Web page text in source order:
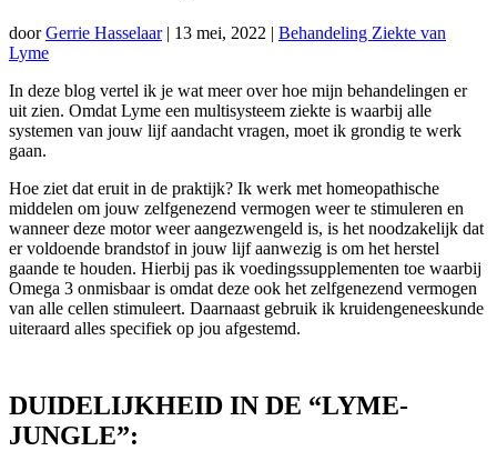
doorGerrie Hasselaar| 13 mei, 2022 | Behandeling Ziekte van
Lyme
In deze blog vertel ik je wat meer over hoe mijn behandelingen er
uit zien. Omdat Lyme een multisysteem ziekte is waarbij alle
systemen van jouw lijf aandacht vragen, moet ik grondig te werk
gaan.
Hoe ziet dat eruit in de praktijk? Ik werk met homeopathische
middelen om jouw zelfgenezend vermogen weer te stimuleren en
wanneer deze motor weer aangezwengeld is, is het noodzakelijk dat
er voldoende brandstof in jouw lijf aanwezig is om het herstel
gaande te houden. Hierbij pas ik voedingssupplementen toe waarbij
Omega 3 onmisbaar is omdat deze ook het zelfgenezend vermogen
van alle cellen stimuleert. Daarnaast gebruik ik kruidengeneeskunde
uiteraard alles specifiek op jou afgestemd.
DUIDELIJKHEID IN DE “LYME-
JUNGLE”: